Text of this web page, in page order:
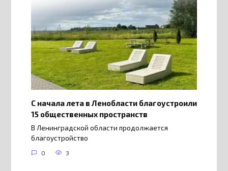
С начала лета в Ленобласти благоустроили
15 общественных пространств
В Ленинградской области продолжается
благоустройство
0 3